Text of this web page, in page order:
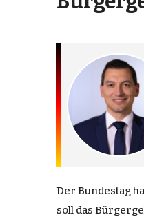
Der Bundestag
soll das